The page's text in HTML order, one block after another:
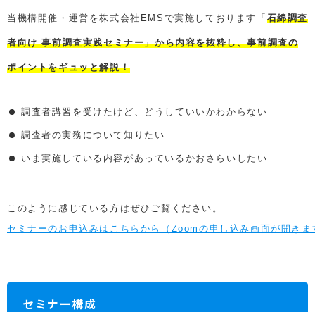
当機構開催・運営を株式会社EMSで実施しております「 石綿調査
者向け 事前調査実践セミナー」から内容を抜粋し、事前調査の
ポイントをギュッと解説！
調査者講習を受けたけど、どうしていいかわからない
調査者の実務について知りたい
いま実施している内容があっているかおさらいしたい
このように感じている方はぜひご覧ください。
セミナーのお申込みはこちらから（Zoomの申し込み画面が開きま
セミナー構成